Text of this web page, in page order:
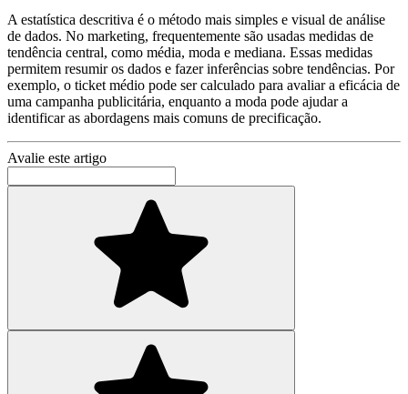
A estatística descritiva é o método mais simples e visual de análise
de dados. No marketing, frequentemente são usadas medidas de
tendência central, como média, moda e mediana. Essas medidas
permitem resumir os dados e fazer inferências sobre tendências. Por
exemplo, o ticket médio pode ser calculado para avaliar a eficácia de
uma campanha publicitária, enquanto a moda pode ajudar a
identificar as abordagens mais comuns de precificação.
Avalie este artigo